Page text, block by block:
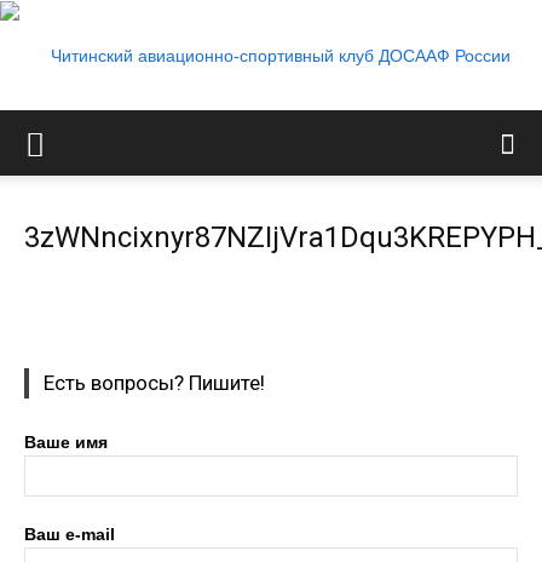
клуб
Есть вопросы? Пишите!
Ваше имя
Ваш e-mail